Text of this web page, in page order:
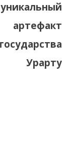
уникальный
артефакт
государства
Урарту